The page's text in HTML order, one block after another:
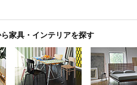
家具・インテリアを探す